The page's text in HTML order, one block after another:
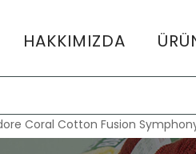
HAKKIMIZDA
Coral Cotton Fusion